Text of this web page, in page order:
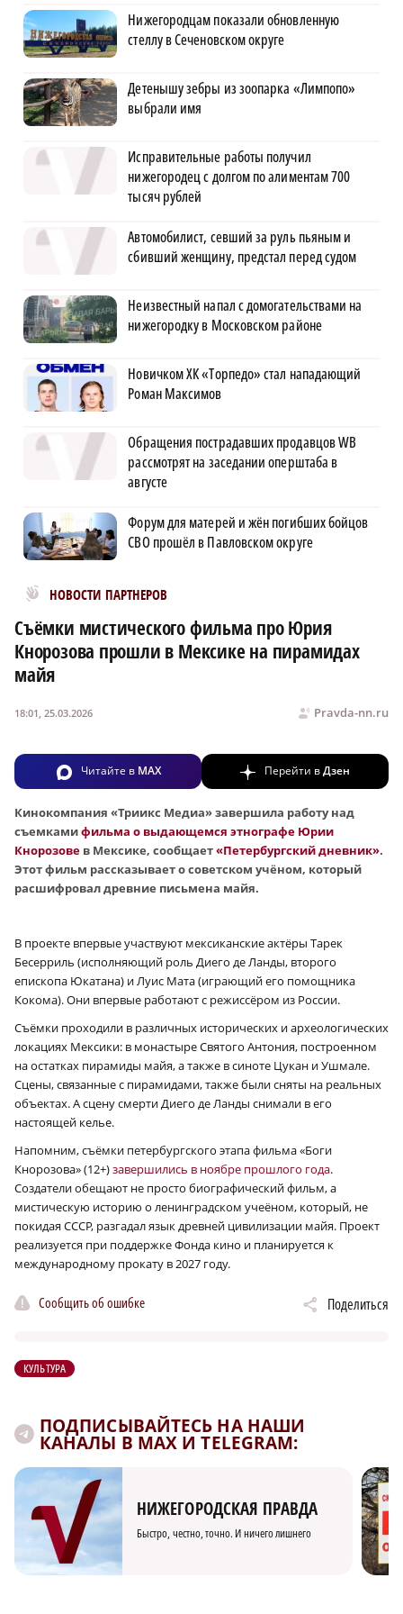
Нижегородцам показали обновленную
стеллу в Сеченовском округе
Детенышу зебры из зоопарка «Лимпопо»
выбрали имя
Исправительные работы получил
нижегородец с долгом по алиментам 700
тысяч рублей
Автомобилист, севший за руль пьяным и
сбивший женщину, предстал перед судом
Неизвестный напал с домогательствами на
нижегородку в Московском районе
Новичком ХК «Торпедо» стал нападающий
Роман Максимов
Обращения пострадавших продавцов WB
рассмотрят на заседании оперштаба в
августе
Форум для матерей и жён погибших бойцов
СВО прошёл в Павловском округе
НОВОСТИ ПАРТНЕРОВ
Новости МирТесен
Съёмки мистического фильма про Юрия
Кнорозова прошли в Мексике на пирамидах
майя
Pravda-nn.ru
18:01, 25.03.2026
Читайте в MAX Перейти вДзен
Кинокомпания «Триикс Медиа» завершила работу над
съемкамифильма о выдающемся этнографе Юрии
Кнорозове в Мексике, сообщает«Петербургский дневник».
Этот фильм рассказывает о советском учёном, который
расшифровал древние письмена майя.
В проекте впервые участвуют мексиканские актёры Тарек
Бесерриль (исполняющий роль Диего де Ланды, второго
епископа Юкатана) и Луис Мата (играющий его помощника
Кокома). Они впервые работают с режиссёром из России.
Съёмки проходили в различных исторических и археологических
локациях Мексики: в монастыре Святого Антония, построенном
на остатках пирамиды майя, а также в синоте Цукан и Ушмале.
Сцены, связанные с пирамидами, также были сняты на реальных
объектах. А сцену смерти Диего де Ланды снимали в его
настоящей келье.
Напомним, съёмки петербургского этапа фильма «Боги
Кнорозова» (12+)завершились в ноябре прошлого года.
Создатели обещают не просто биографический фильм, а
мистическую историю о ленинградском учеёном, который, не
покидая СССР, разгадал язык древней цивилизации майя. Проект
реализуется при поддержке Фонда кино и планируется к
международному прокату в 2027 году.
Сообщить об ошибке Поделиться
КУЛЬТУРА
ПОДПИСЫВАЙТЕСЬ НА НАШИ
КАНАЛЫ В MAX И TELEGRAM:
НИЖЕГОРОДСКАЯ ПРАВДА
Быстро, честно, точно. И ничего лишнего